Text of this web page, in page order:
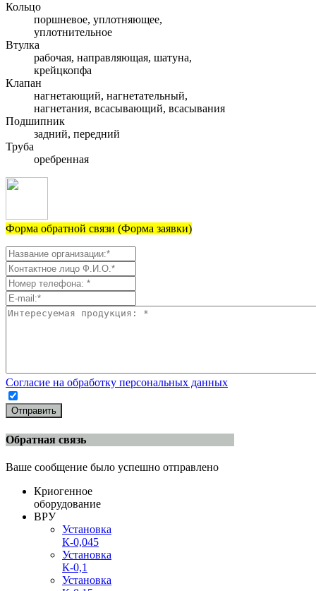
Кольцо
поршневое, уплотняющее,
уплотнительное
Втулка
рабочая, направляющая, шатуна,
крейцкопфа
Клапан
нагнетающий, нагнетательный,
нагнетания, всасывающий, всасывания
Подшипник
задний, передний
Труба
оребренная
Форма обратной связи (Форма заявки)
Согласие на обработку персональных данных
Отправить
Обратная связь
Ваше сообщение было успешно отправлено
Криогенное
оборудование
ВРУ
Установка
К-0,045
Установка
К-0,1
Установка